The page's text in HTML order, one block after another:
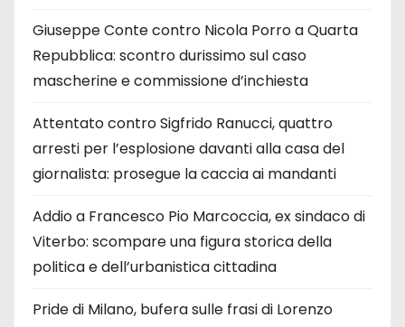
Giuseppe Conte contro Nicola Porro a Quarta
Repubblica: scontro durissimo sul caso
mascherine e commissione d’inchiesta
Attentato contro Sigfrido Ranucci, quattro
arresti per l’esplosione davanti alla casa del
giornalista: prosegue la caccia ai mandanti
Addio a Francesco Pio Marcoccia, ex sindaco di
Viterbo: scompare una figura storica della
politica e dell’urbanistica cittadina
Pride di Milano, bufera sulle frasi di Lorenzo